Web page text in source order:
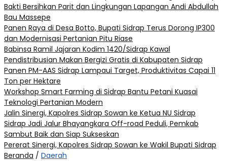
Bakti Bersihkan Parit dan Lingkungan Lapangan Andi Abdullah
Bau Massepe
Panen Raya di Desa Botto, Bupati Sidrap Terus Dorong IP300
dan Modernisasi Pertanian Pitu Riase
Babinsa Ramil Jajaran Kodim 1420/Sidrap Kawal
Pendistribusian Makan Bergizi Gratis di Kabupaten Sidrap
Panen PM-AAS Sidrap Lampaui Target, Produktivitas Capai 11
Ton per Hektare
Workshop Smart Farming di Sidrap Bantu Petani Kuasai
Teknologi Pertanian Modern
Jalin Sinergi, Kapolres Sidrap Sowan ke Ketua NU Sidrap
Sidrap Jadi Jalur Bhayangkara Off-road Peduli, Pemkab
Sambut Baik dan Siap Sukseskan
Pererat Sinergi, Kapolres Sidrap Sowan ke Wakil Bupati Sidrap
Beranda / Daerah